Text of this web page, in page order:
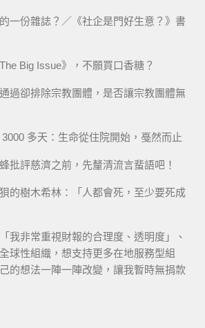
一份雜誌？／《社企是門好生意？》書
Big Issue》，不願買口香糖？
過卻排除宗教團體，是否讓宗教團體無
多天：生命從住院開始，戞然而止
批評慈濟之前，先釐清流言蜚語吧！
的樹木希林：「人都會死，至少要死成
我非常重視財報的合理度、透明度」、
球性組織，想支持更多在地服務型組
的想法一陣一陣改變，讓我暫時無捐款